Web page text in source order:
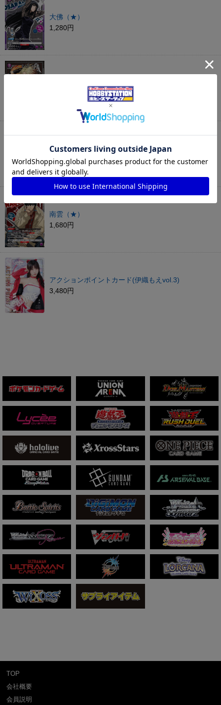
大佛（★）
1,280円
レッドフード
280円
南雲（★）
1,680円
アクションポイントカード(伊織もえvol.3)
3,480円
TOP
会社概要
会員説明